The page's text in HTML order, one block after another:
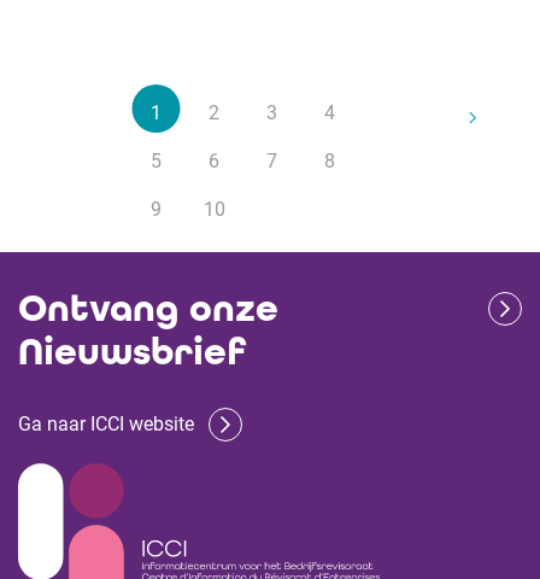
1 2 3 4
5 6 7 8
9 10
Ontvang onze
Nieuwsbrief
Ga naar ICCI website